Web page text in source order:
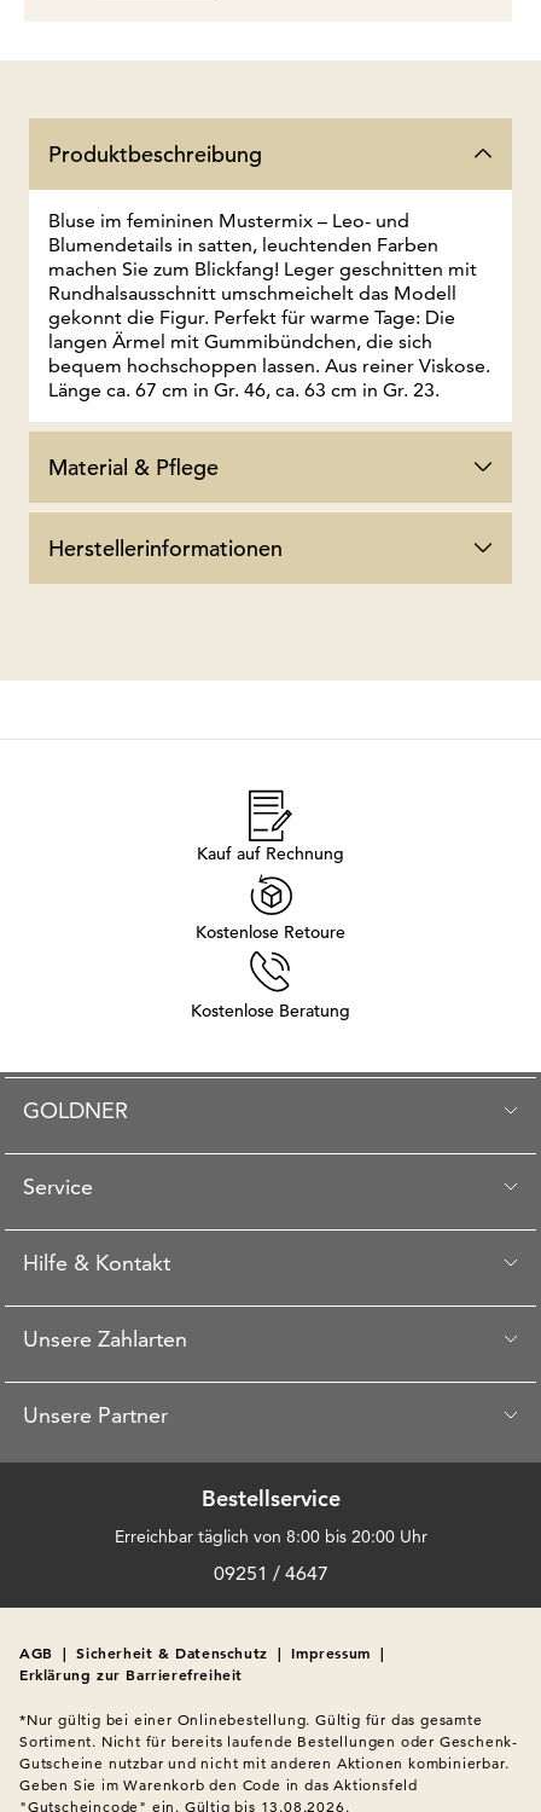
Produktbeschreibung
Bluse im femininen Mustermix – Leo- und
Blumendetails in satten, leuchtenden Farben
machen Sie zum Blickfang! Leger geschnitten mit
Rundhalsausschnitt umschmeichelt das Modell
gekonnt die Figur. Perfekt für warme Tage: Die
langen Ärmel mit Gummibündchen, die sich
bequem hochschoppen lassen. Aus reiner Viskose.
Länge ca. 67 cm in Gr. 46, ca. 63 cm in Gr. 23.
Material & Pflege
Herstellerinformationen
Kauf auf Rechnung
Kostenlose Retoure
Kostenlose Beratung
GOLDNER
Service
Hilfe & Kontakt
Unsere Zahlarten
Unsere Partner
Bestellservice
Erreichbar täglich von 8:00 bis 20:00 Uhr
09251 / 4647
AGB | Sicherheit & Datenschutz | Impressum |
Erklärung zur Barrierefreiheit
*Nur gültig bei einer Onlinebestellung. Gültig für das gesamte
Sortiment. Nicht für bereits laufende Bestellungen oder Geschenk-
Gutscheine nutzbar und nicht mit anderen Aktionen kombinierbar.
Geben Sie im Warenkorb den Code in das Aktionsfeld
"Gutscheincode" ein. Gültig bis 13.08.2026.